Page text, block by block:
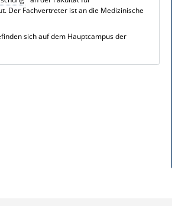
Der Fachvertreter ist an die Medizinische
sich auf dem Hauptcampus der